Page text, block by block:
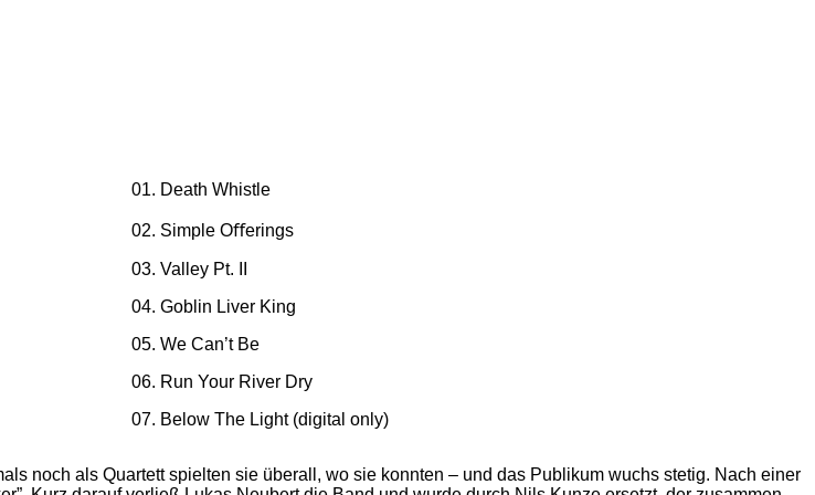
01. Death Whistle
02. Simple Oﬀerings
03. Valley Pt. II
04. Goblin Liver King
05. We Can’t Be
06. Run Your River Dry
07. Below The Light (digital only)
noch als Quartett spielten sie überall, wo sie konnten – und das Publikum wuchs stetig. Nach einer